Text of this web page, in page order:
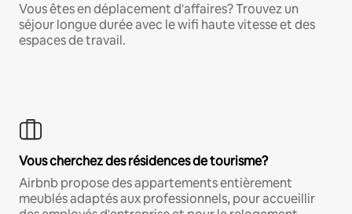
Vous êtes en déplacement d'affaires? Trouvez un
séjour longue durée avec le wifi haute vitesse et des
espaces de travail.
Vous cherchez des résidences de tourisme?
Airbnb propose des appartements entièrement
meublés adaptés aux professionnels, pour accueillir